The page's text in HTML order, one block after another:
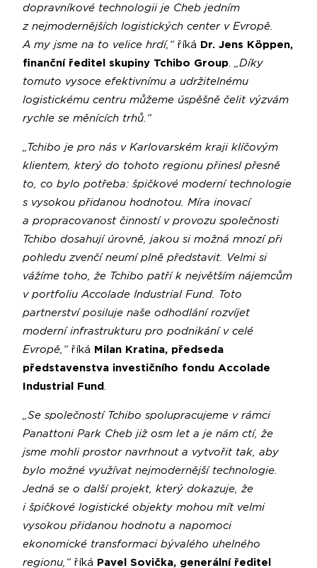
dopravníkové technologii je Cheb jedním
z nejmodernějších logistických center v Evropě.
A my jsme na to velice hrdí,“ říká Dr. Jens Köppen,
finanční ředitel skupiny Tchibo Group. „Díky
tomuto vysoce efektivnímu a udržitelnému
logistickému centru můžeme úspěšně čelit výzvám
rychle se měnících trhů.“
„Tchibo je pro nás v Karlovarském kraji klíčovým
klientem, který do tohoto regionu přinesl přesně
to, co bylo potřeba: špičkové moderní technologie
s vysokou přidanou hodnotou. Míra inovací
a propracovanost činností v provozu společnosti
Tchibo dosahují úrovně, jakou si možná mnozí při
pohledu zvenčí neumí plně představit. Velmi si
vážíme toho, že Tchibo patří k největším nájemcům
v portfoliu Accolade Industrial Fund. Toto
partnerství posiluje naše odhodlání rozvíjet
moderní infrastrukturu pro podnikání v celé
Evropě,“ říká Milan Kratina, předseda
představenstva investičního fondu Accolade
Industrial Fund .
„Se společností Tchibo spolupracujeme v rámci
Panattoni Park Cheb již osm let a je nám ctí, že
jsme mohli prostor navrhnout a vytvořit tak, aby
bylo možné využívat nejmodernější technologie.
Jedná se o další projekt, který dokazuje, že
i špičkové logistické objekty mohou mít velmi
vysokou přidanou hodnotu a napomoci
ekonomické transformaci bývalého uhelného
regionu,“ říká Pavel Sovička, generální ředitel